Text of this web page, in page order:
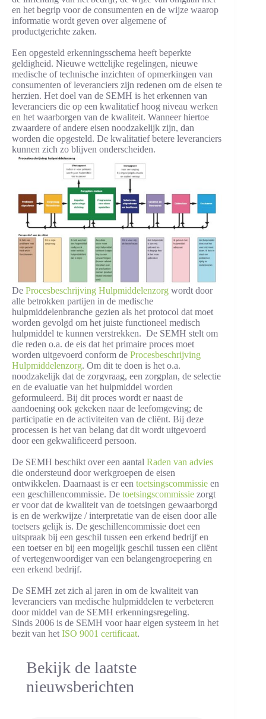
en het begrip voor de consumenten en de wijze waarop
informatie wordt geven over algemene of
productgerichte zaken.
Een opgesteld erkenningsschema heeft beperkte
geldigheid. Nieuwe wettelijke regelingen, nieuwe
medische of technische inzichten of opmerkingen van
consumenten of leveranciers zijn redenen om de eisen te
herzien. Het doel van de SEMH is het erkennen van
leveranciers die op een kwalitatief hoog niveau werken
en het waarborgen van de kwaliteit. Wanneer hiertoe
zwaardere of andere eisen noodzakelijk zijn, dan
worden die opgesteld. De kwalitatief betere leveranciers
kunnen zich zo blijven onderscheiden.
De Procesbeschrijving Hulpmiddelenzorg wordt door
alle betrokken partijen in de medische
hulpmiddelenbranche gezien als het protocol dat moet
worden gevolgd om het juiste functioneel medisch
hulpmiddel te kunnen verstrekken. De SEMH stelt om
die reden o.a. de eis dat het primaire proces moet
worden uitgevoerd conform de Procesbeschrijving
Hulpmiddelenzorg. Om dit te doen is het o.a.
noodzakelijk dat de zorgvraag, een zorgplan, de selectie
en de evaluatie van het hulpmiddel worden
geformuleerd. Bij dit proces wordt er naast de
aandoening ook gekeken naar de leefomgeving; de
participatie en de activiteiten van de cliënt. Bij deze
processen is het van belang dat dit wordt uitgevoerd
door een gekwalificeerd persoon.
De SEMH beschikt over een aantal Raden van advies
die ondersteund door werkgroepen de eisen
ontwikkelen. Daarnaast is er een toetsingscommissie en
een geschillencommissie. De toetsingscommissie zorgt
er voor dat de kwaliteit van de toetsingen gewaarborgd
is en de werkwijze / interpretatie van de eisen door alle
toetsers gelijk is. De geschillencommissie doet een
uitspraak bij een geschil tussen een erkend bedrijf en
een toetser en bij een mogelijk geschil tussen een cliënt
of vertegenwoordiger van een belangengroepering en
een erkend bedrijf.
De SEMH zet zich al jaren in om de kwaliteit van
leveranciers van medische hulpmiddelen te verbeteren
door middel van de SEMH erkenningsregeling.
Sinds 2006 is de SEMH voor haar eigen systeem in het
bezit van het ISO 9001 certificaat.
Bekijk de laatste
nieuwsberichten